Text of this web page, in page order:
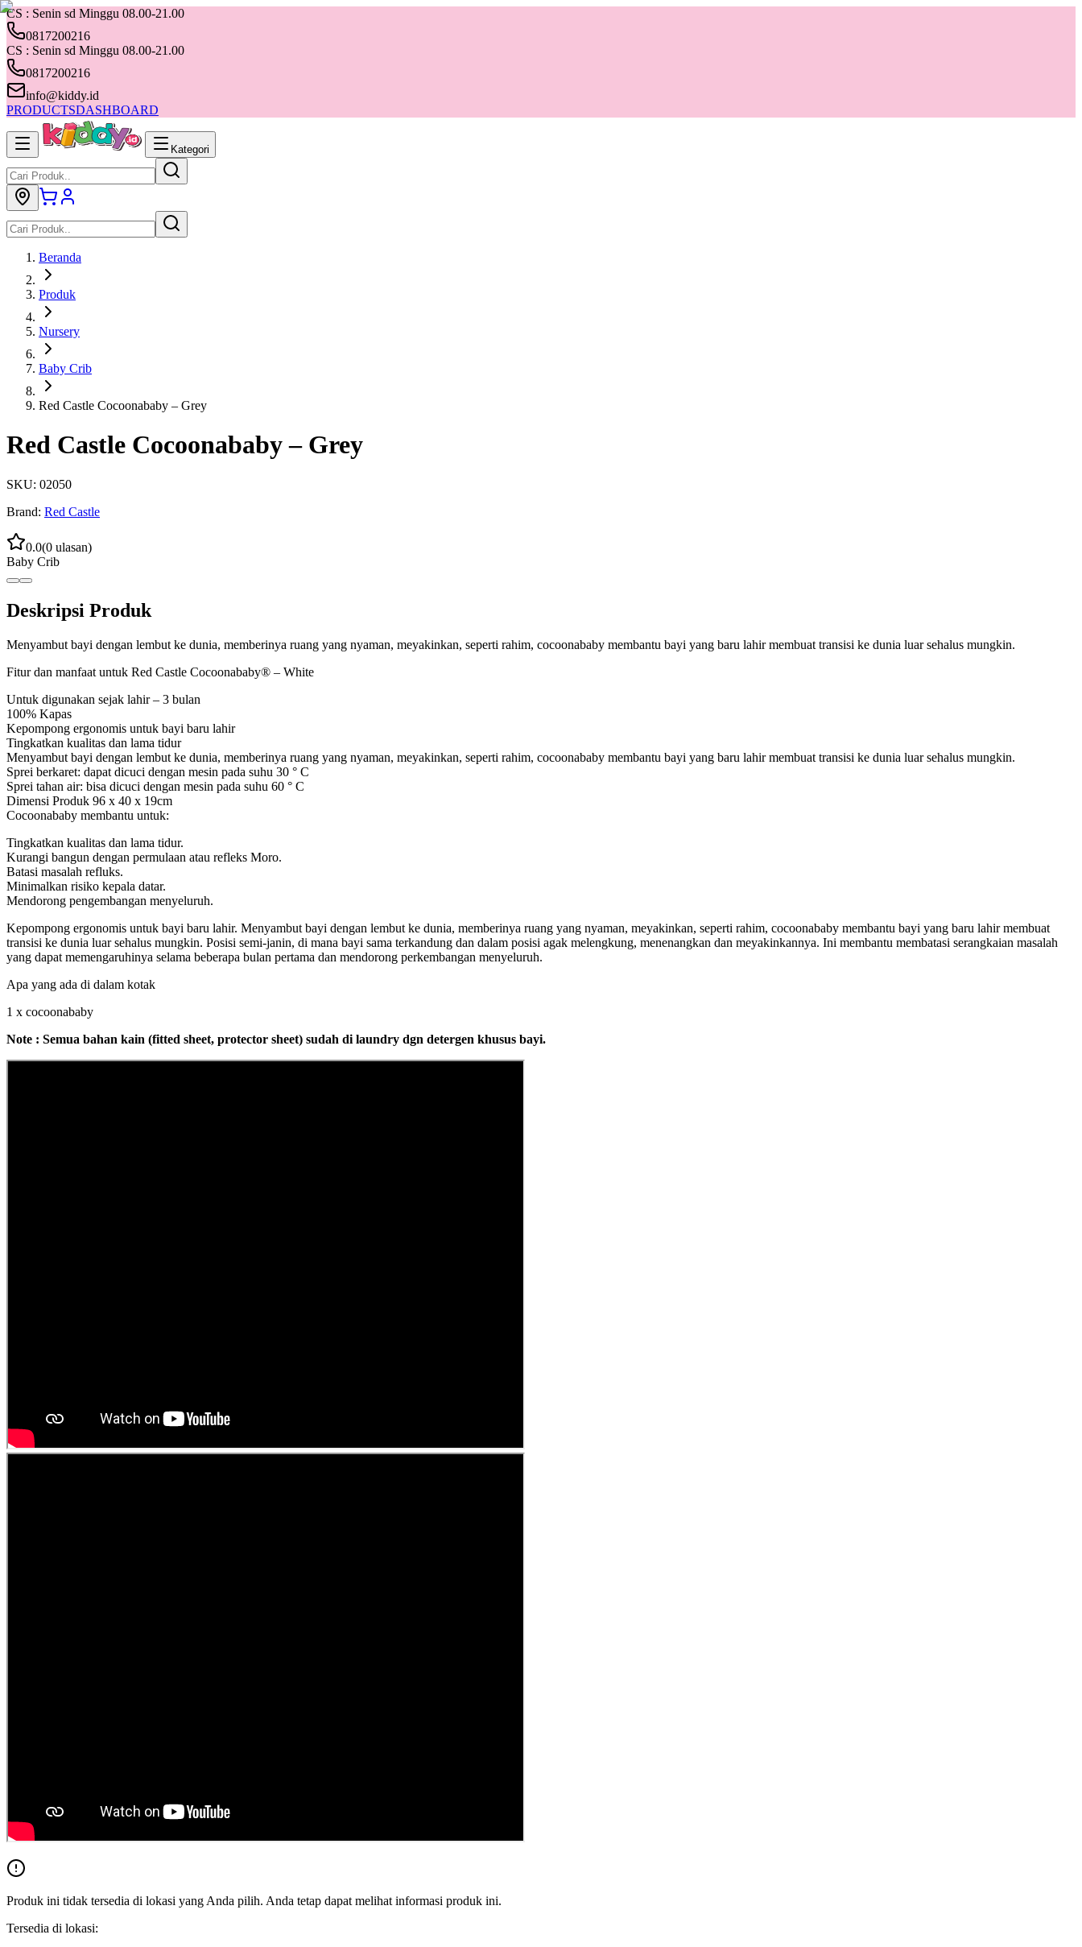
CS : Senin sd Minggu 08.00-21.00
0817200216
CS : Senin sd Minggu 08.00-21.00
0817200216
info@kiddy.id
PRODUCTSDASHBOARD
Kategori
Beranda
Produk
Nursery
Baby Crib
Red Castle Cocoonababy – Grey
Red Castle Cocoonababy – Grey
SKU: 02050
Brand: Red Castle
0.0(0 ulasan)
Baby Crib
Deskripsi Produk
Menyambut bayi dengan lembut ke dunia, memberinya ruang yang nyaman, meyakinkan, seperti rahim, cocoonababy membantu bayi yang baru lahir membuat transisi ke dunia luar sehalus mungkin.
Fitur dan manfaat untuk Red Castle Cocoonababy® – White
Untuk digunakan sejak lahir – 3 bulan
100% Kapas
Kepompong ergonomis untuk bayi baru lahir
Tingkatkan kualitas dan lama tidur
Menyambut bayi dengan lembut ke dunia, memberinya ruang yang nyaman, meyakinkan, seperti rahim, cocoonababy membantu bayi yang baru lahir membuat transisi ke dunia luar sehalus mungkin.
Sprei berkaret: dapat dicuci dengan mesin pada suhu 30 ° C
Sprei tahan air: bisa dicuci dengan mesin pada suhu 60 ° C
Dimensi Produk 96 x 40 x 19cm
Cocoonababy membantu untuk:
Tingkatkan kualitas dan lama tidur.
Kurangi bangun dengan permulaan atau refleks Moro.
Batasi masalah refluks.
Minimalkan risiko kepala datar.
Mendorong pengembangan menyeluruh.
Kepompong ergonomis untuk bayi baru lahir. Menyambut bayi dengan lembut ke dunia, memberinya ruang yang nyaman, meyakinkan, seperti rahim, cocoonababy membantu bayi yang baru lahir membuat
transisi ke dunia luar sehalus mungkin. Posisi semi-janin, di mana bayi sama terkandung dan dalam posisi agak melengkung, menenangkan dan meyakinkannya. Ini membantu membatasi serangkaian masalah
yang dapat memengaruhinya selama beberapa bulan pertama dan mendorong perkembangan menyeluruh.
Apa yang ada di dalam kotak
1 x cocoonababy
Note : Semua bahan kain (fitted sheet, protector sheet) sudah di laundry dgn detergen khusus bayi.
Produk ini tidak tersedia di lokasi yang Anda pilih. Anda tetap dapat melihat informasi produk ini.
Tersedia di lokasi: